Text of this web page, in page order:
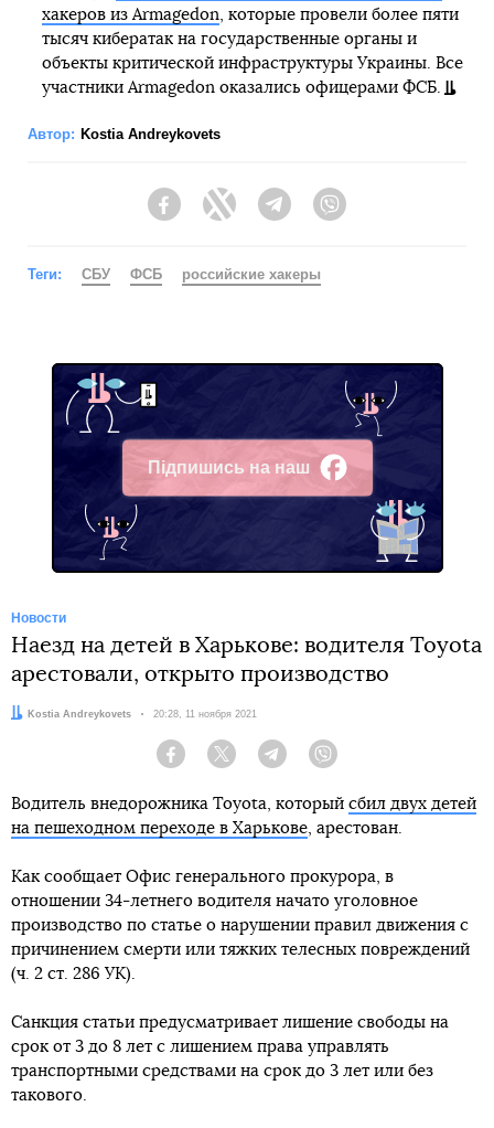
хакеров из Armagedon, которые провели более пяти
тысяч кибератак на государственные органы и
объекты критической инфраструктуры Украины. Все
участники Armagedon оказались офицерами ФСБ.
Автор: Kostia Andreykovets
FacebookTwitter Telegram
Теги: СБУ ФСБ российские хакеры
Підпишись на наш
Facebook
Новости
Наезд на детей в Харькове: водителя Toyota
арестовали, открыто производство
Автор:Kostia Andreykovets Дата:
20:28, 11 ноября 2021
Facebook Twitter Telegram
Водитель внедорожника Toyota, который сбил двух детей
на пешеходном переходе в Харькове, арестован.
Как сообщает Офис генерального прокурора, в
отношении 34-летнего водителя начато уголовное
производство по статье о нарушении правил движения с
причинением смерти или тяжких телесных повреждений
(ч. 2 ст. 286 УК).
Санкция статьи предусматривает лишение свободы на
срок от 3 до 8 лет с лишением права управлять
транспортными средствами на срок до 3 лет или без
такового.